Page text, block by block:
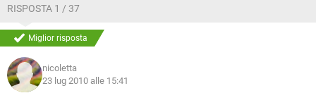
RISPOSTA 1 / 37
Miglior risposta
nicoletta
23 lug 2010 alle 15:41